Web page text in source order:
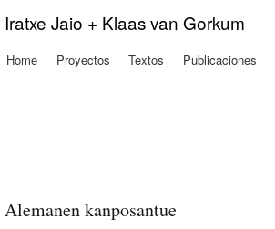
Iratxe Jaio + Klaas van Gorkum
Menú principal
Home Proyectos Textos Publicaciones
Alemanen kanposantue